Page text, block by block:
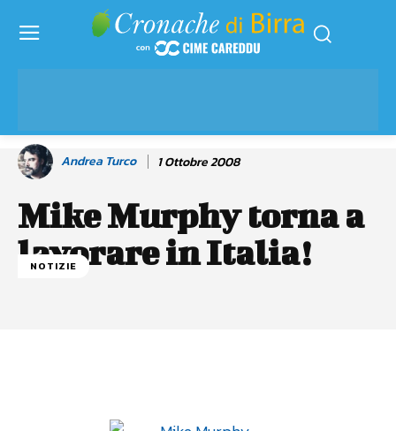
Andrea Turco 1 Ottobre 2008
Mike Murphy torna a
lavorare in Italia!
NOTIZIE